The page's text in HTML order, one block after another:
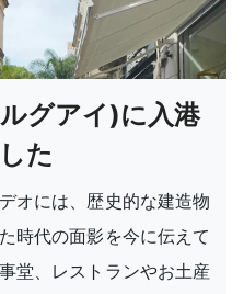
グアイ)に入港
た
オには、歴史的な建造物
時代の面影を今に伝えて
堂、レストランやお土産